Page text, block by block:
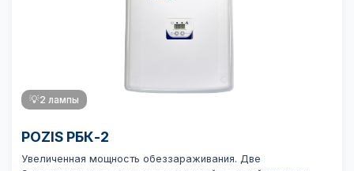
💡2 лампы
POZIS РБК-2
Увеличенная мощность обеззараживания. Две